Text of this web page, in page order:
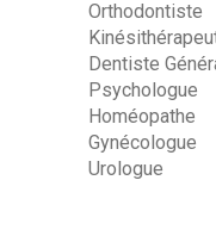
Orthodontiste
Dentiste
Psychologue
Homéopathe
Gynécologue
Urologue